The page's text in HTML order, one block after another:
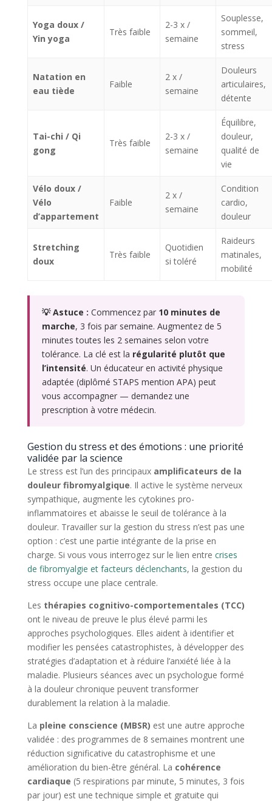
Yoga doux /
Yin yoga
Très faible
2-3 x /
semaine
Souplesse,
sommeil,
stress
Natation en
eau tiède
Faible
2 x /
semaine
Douleurs
articulaires,
détente
Tai-chi / Qi
gong
Très faible
2-3 x /
semaine
Équilibre,
douleur,
qualité de
vie
Vélo doux /
Vélo
d’appartement
Faible
2 x /
semaine
Condition
cardio,
douleur
Stretching
doux
Très faible
Quotidien
si toléré
Raideurs
matinales,
mobilité
💡 Astuce : Commencez par 10 minutes de
marche, 3 fois par semaine. Augmentez de 5
minutes toutes les 2 semaines selon votre
tolérance. La clé est la régularité plutôt que
l’intensité. Un éducateur en activité physique
adaptée (diplômé STAPS mention APA) peut
vous accompagner — demandez une
prescription à votre médecin.
Gestion du stress et des émotions : une priorité
validée par la science
Le stress est l’un des principaux amplificateurs de la
douleur fibromyalgique. Il active le système nerveux
sympathique, augmente les cytokines pro-
inflammatoires et abaisse le seuil de tolérance à la
douleur. Travailler sur la gestion du stress n’est pas une
option : c’est une partie intégrante de la prise en
charge. Si vous vous interrogez sur le lien entre crises
de fibromyalgie et facteurs déclenchants, la gestion du
stress occupe une place centrale.
Les thérapies cognitivo-comportementales (TCC)
ont le niveau de preuve le plus élevé parmi les
approches psychologiques. Elles aident à identifier et
modifier les pensées catastrophistes, à développer des
stratégies d’adaptation et à réduire l’anxiété liée à la
maladie. Plusieurs séances avec un psychologue formé
à la douleur chronique peuvent transformer
durablement la relation à la maladie.
La pleine conscience (MBSR) est une autre approche
validée : des programmes de 8 semaines montrent une
réduction significative du catastrophisme et une
amélioration du bien-être général. La cohérence
cardiaque (5 respirations par minute, 5 minutes, 3 fois
par jour) est une technique simple et gratuite qui